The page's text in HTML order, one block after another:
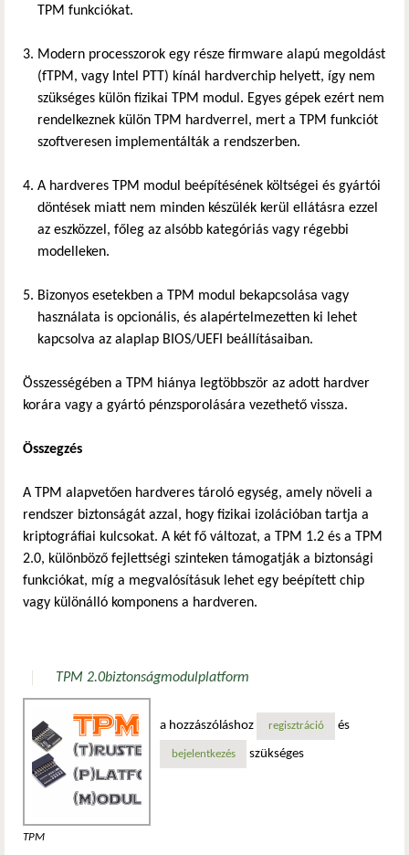
TPM funkciókat.
Modern processzorok egy része firmware alapú megoldást
(fTPM, vagy Intel PTT) kínál hardverchip helyett, így nem
szükséges külön fizikai TPM modul. Egyes gépek ezért nem
rendelkeznek külön TPM hardverrel, mert a TPM funkciót
szoftveresen implementálták a rendszerben.
A hardveres TPM modul beépítésének költségei és gyártói
döntések miatt nem minden készülék kerül ellátásra ezzel
az eszközzel, főleg az alsóbb kategóriás vagy régebbi
modelleken.
Bizonyos esetekben a TPM modul bekapcsolása vagy
használata is opcionális, és alapértelmezetten ki lehet
kapcsolva az alaplap BIOS/UEFI beállításaiban.
Összességében a TPM hiánya legtöbbször az adott hardver
korára vagy a gyártó pénzsporolására vezethető vissza.
Összegzés
A TPM alapvetően hardveres tároló egység, amely növeli a
rendszer biztonságát azzal, hogy fizikai izolációban tartja a
kriptográfiai kulcsokat. A két fő változat, a TPM 1.2 és a TPM
2.0, különböző fejlettségi szinteken támogatják a biztonsági
funkciókat, míg a megvalósításuk lehet egy beépített chip
vagy különálló komponens a hardveren.
TPM 2.0biztonságmodulplatform
TPM
a hozzászóláshoz regisztráció és
bejelentkezés szükséges